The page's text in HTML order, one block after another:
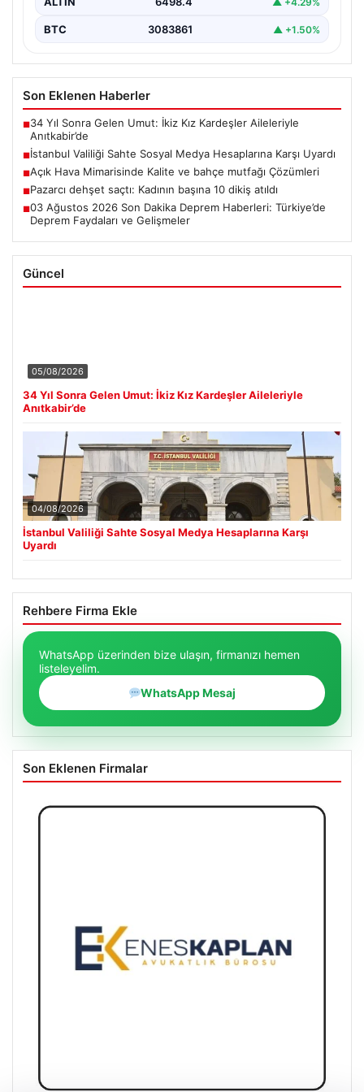
BTC 3083861 ▲ +1.50%
Son Eklenen Haberler
■34 Yıl Sonra Gelen Umut: İkiz Kız Kardeşler Aileleriyle
Anıtkabir’de
■İstanbul Valiliği Sahte Sosyal Medya Hesaplarına Karşı Uyardı
■Açık Hava Mimarisinde Kalite ve bahçe mutfağı Çözümleri
■Pazarcı dehşet saçtı: Kadının başına 10 dikiş atıldı
■03 Ağustos 2026 Son Dakika Deprem Haberleri: Türkiye’de
Deprem Faydaları ve Gelişmeler
Güncel
05/08/2026
34 Yıl Sonra Gelen Umut: İkiz Kız Kardeşler Aileleriyle
Anıtkabir’de
04/08/2026
İstanbul Valiliği Sahte Sosyal Medya Hesaplarına Karşı
Uyardı
Rehbere Firma Ekle
WhatsApp üzerinden bize ulaşın, firmanızı hemen
listeleyelim.
WhatsApp Mesaj
Son Eklenen Firmalar